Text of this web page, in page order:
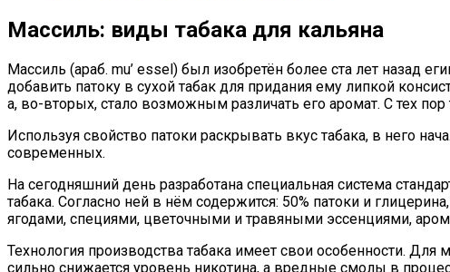
Массиль: виды табака для кальяна
Массиль (араб. mu’ essel) был изобретён более ста лет назад
добавить патоку в сухой табак для придания ему липкой
а, во-вторых, стало возможным различать его аромат. С тех
Используя свойство патоки раскрывать вкус табака, в него
современных.
На сегодняшний день разработана специальная система
табака. Согласно ней в нём содержится: 50% патоки и
ягодами, специями, цветочными и травяными эссенциями,
Технология производства табака имеет свои особенности.
сильно снижается уровень никотина, а вредные смолы в